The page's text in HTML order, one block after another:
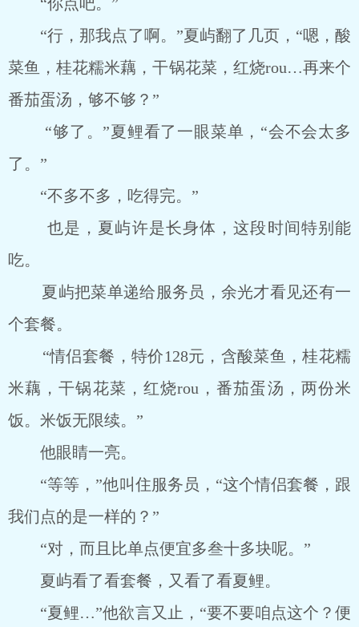
“行，那我点了啊。”夏屿翻了几页，“嗯，酸
菜鱼，桂花糯米藕，干锅花菜，红烧rou…再来个
番茄蛋汤，够不够？”
“够了。”夏鲤看了一眼菜单，“会不会太多
了。”
“不多不多，吃得完。”
也是，夏屿许是长身体，这段时间特别能
吃。
夏屿把菜单递给服务员，余光才看见还有一
个套餐。
“情侣套餐，特价128元，含酸菜鱼，桂花糯
米藕，干锅花菜，红烧rou，番茄蛋汤，两份米
饭。米饭无限续。”
他眼睛一亮。
“等等，”他叫住服务员，“这个情侣套餐，跟
我们点的是一样的？”
“对，而且比单点便宜多叁十多块呢。”
夏屿看了看套餐，又看了看夏鲤。
“夏鲤…”他欲言又止，“要不要咱点这个？便